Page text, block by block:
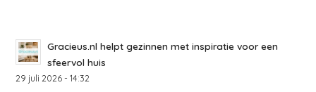
Gracieus.nl helpt gezinnen met inspiratie voor een
sfeervol huis
29 juli 2026 - 14:32